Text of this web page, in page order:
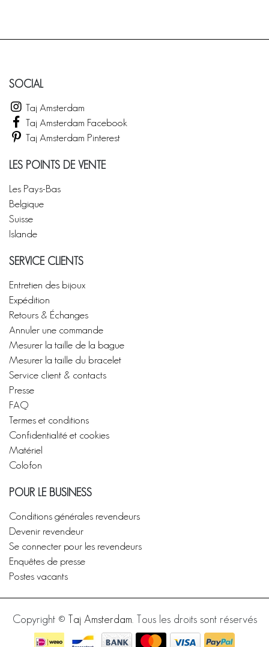
SOCIAL
Taj Amsterdam
Taj Amsterdam Facebook
Taj Amsterdam Pinterest
LES POINTS DE VENTE
Les Pays-Bas
Belgique
Suisse
Islande
SERVICE CLIENTS
Entretien des bijoux
Expédition
Retours & Échanges
Annuler une commande
Mesurer la taille de la bague
Mesurer la taille du bracelet
Service client & contacts
Presse
FAQ
Termes et conditions
Confidentialité et cookies
Matériel
Colofon
POUR LE BUSINESS
Conditions générales revendeurs
Devenir revendeur
Se connecter pour les revendeurs
Enquêtes de presse
Postes vacants
Copyright © Taj Amsterdam . Tous les droits sont réservés